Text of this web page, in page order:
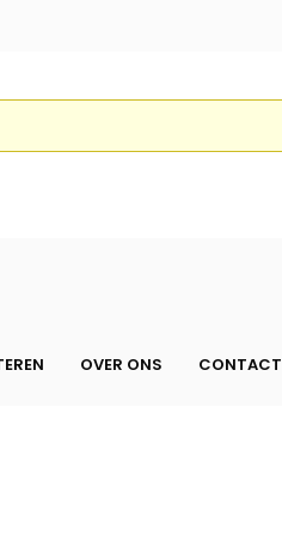
OVER ONS CONTACT